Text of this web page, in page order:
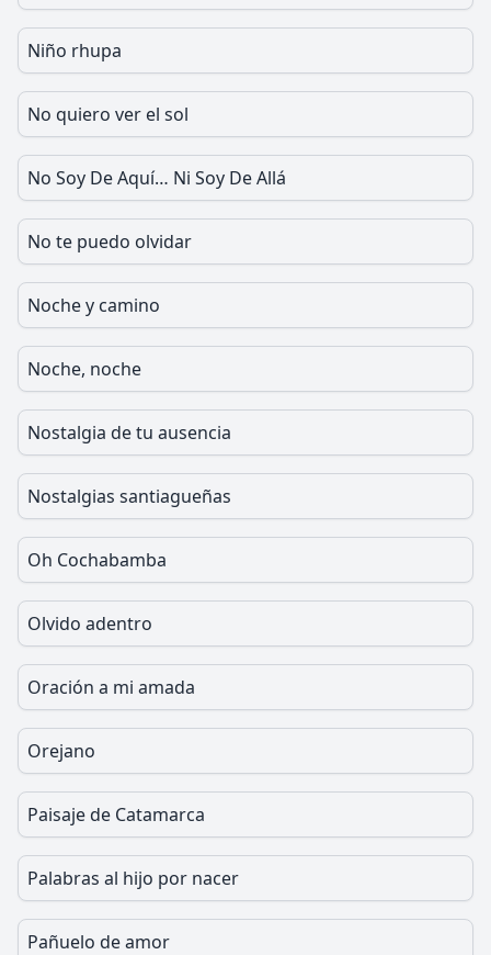
Niño rhupa
No quiero ver el sol
No Soy De Aquí… Ni Soy De Allá
No te puedo olvidar
Noche y camino
Noche, noche
Nostalgia de tu ausencia
Nostalgias santiagueñas
Oh Cochabamba
Olvido adentro
Oración a mi amada
Orejano
Paisaje de Catamarca
Palabras al hijo por nacer
Pañuelo de amor